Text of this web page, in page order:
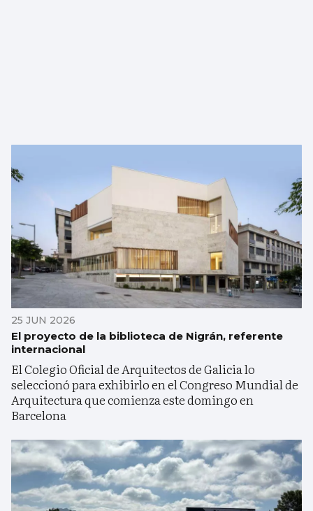
25 JUN 2026
El proyecto de la biblioteca de Nigrán, referente
internacional
El Colegio Oficial de Arquitectos de Galicia lo
seleccionó para exhibirlo en el Congreso Mundial de
Arquitectura que comienza este domingo en
Barcelona